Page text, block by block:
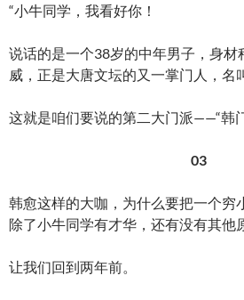
“小牛同学，我看好你！
说话的是一个38岁的中年男子，身材
威，正是大唐文坛的又一掌门人，名
这就是咱们要说的第二大门派——“韩门
03
韩愈这样的大咖，为什么要把一个穷
除了小牛同学有才华，还有没有其他
让我们回到两年前。